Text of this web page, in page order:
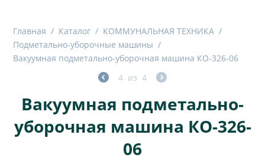
Главная / Каталог / КОММУНАЛЬНАЯ ТЕХНИКА /
Подметально-уборочные машины /
Вакуумная подметально-уборочная машина КО-326-06
4 из 4
Вакуумная подметально-
уборочная машина КО-326-
06